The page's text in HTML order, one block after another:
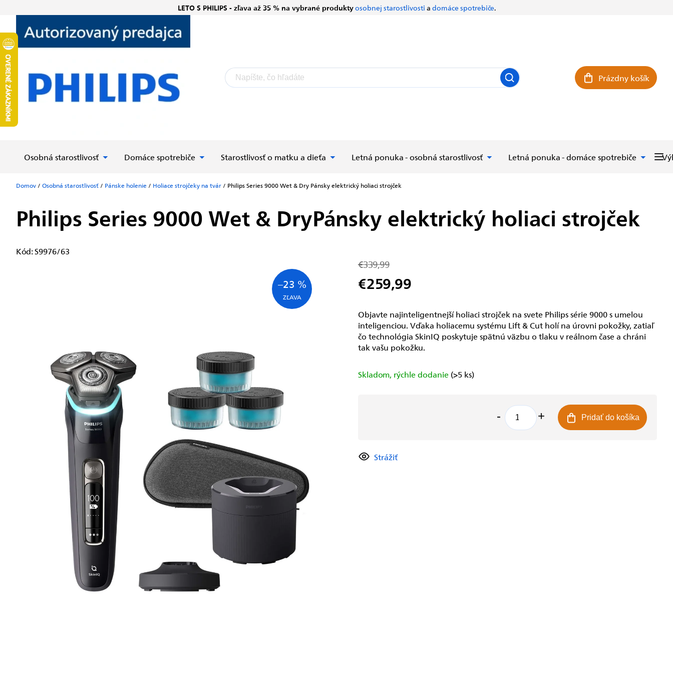
LETO S PHILIPS - zľava až 35 % na vybrané produktyosobnej starostlivosti a domáce spotrebiče.
Nákupný košík
Prázdny košík
Osobná starostlivosť Domáce spotrebiče Starostlivosť o matku a dieťa Letná ponuka - osobná starostlivosť Letná ponuka - domáce spotrebiče
Domov / Osobná starostlivosť / Pánske holenie / Holiace strojčeky na tvár / Philips Series 9000 Wet & Dry Pánsky elektrický holiaci strojček
Philips Series 9000 Wet & DryPánsky elektrický holiaci strojček
Kód:S9976/63
–23 %
€339,99
€259,99
cena:
Skladom, rýchle dodanie (>5 ks)
Pridať do košíka
Objavte najinteligentnejší holiaci strojček na svete Philips série 9000 s umelou
inteligenciou. Vďaka holiacemu systému Lift & Cut holí na úrovni pokožky, zatiaľ
čo technológia SkinIQ poskytuje spätnú väzbu o tlaku v reálnom čase a chráni
tak vašu pokožku.
Strážiť